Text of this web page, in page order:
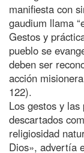
manifiesta con
gaudium llama
Gestos y
pueblo se
deben ser
acción
122).
Los gestos y
descartados
religiosidad
Dios», advertía